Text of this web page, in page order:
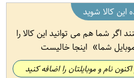
کالا شوید
اگر شما هم می توانید این کالا را
شما اینجا خالیست
نام و موبایلتان را اضافه کنید